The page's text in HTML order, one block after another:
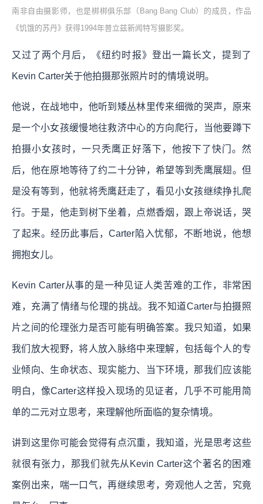
南非自由摄影师，也是梆梆俱乐部（Bang Bang Club）的成员，作品
《饥饿的苏丹》获得1994年普立兹新闻特写摄影奖。
又过了两个月后，《纽约时报》登出一篇长文，提到了
Kevin Carter关于他拍摄那张照片时的情境说明。
他说，在战地中，他听到矮丛林里传来细微的哭声，原来
是一个小女孩缓慢地往救济中心的方向爬行，当他要蹲下
拍摄小女孩时，一只秃鹰正好落下，他按下了快门。然
后，他在原地等待了约二十分钟，希望等到秃鹰展翅。但
是没有等到，他就将秃鹰赶走了，看见小女孩继续挣扎爬
行。于是，他走到树下坐着，点燃香烟，跟上帝说话，哭
了起来。经历此事后，Carter陷入忧郁，不断地说，他想
拥抱女儿。
Kevin Carter从事的是一种见证人类苦难的工作，非常困
难，充满了情绪与伦理的挑战。我不知道Carter与拍摄照
片之间的伦理张力是否可能有明确答案。我只知道，如果
我们放大视野，将人放入脉络中来理解，包括每个人的专
业倾向、生命状态、现实能力、当下环境，那我们应该能
明白，像Carter这样投入现场的见证者，几乎不可能用简
单的二元对立思考，来理解他所面临的复杂情境。
讲到这里你可能会觉得有点沉重，我知道，光是思考这些
就很有张力，那我们就先从Kevin Carter这个著名的困难
案例出来，喘一口气，再继续思考，旁观他人之苦，究竟